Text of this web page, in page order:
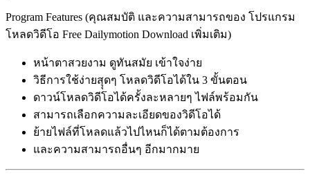
Program Features (คุณสมบัติ และความสามารถของ โปรแกรม
โหลดวิดีโอ Free Dailymotion Download เพิ่มเติม)
หน้าตาสวยงาม ดูทันสมัย เข้าใจง่าย
วิธีการใช้ง่ายสุุดๆ โหลดวิดีโอได้ใน 3 ขั้นตอน
ดาวน์โหลดวิดีโอได้ครั้งละหลายๆ ไฟล์พร้อมกัน
สามารถเลือกความละเอียดของวิดีโอได้
ย้ายไฟล์ที่โหลดแล้วไปไหนก็ได้ตามต้องการ
และความสามารถอื่นๆ อีกมากมาย